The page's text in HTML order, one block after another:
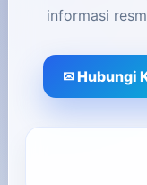
informasi
✉ Hubungi